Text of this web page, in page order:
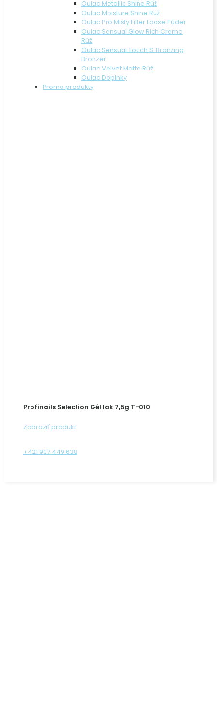
Oulac Metallic Shine Rúž
Oulac Moisture Shine Rúž
Oulac Pro Misty Filter Loose Púder
Oulac Sensual Glow Rich Creme
Rúž
Oulac Sensual Touch S. Bronzing
Bronzer
Oulac Velvet Matte Rúž
Oulac Doplnky
Promo produkty
Profinails Selection Gél lak 7,5g T-010
Zobraziť produkt
+421 907 449 638